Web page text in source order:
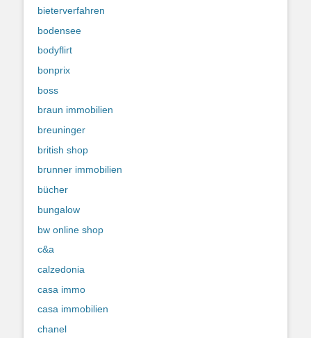
bieterverfahren
bodensee
bodyflirt
bonprix
boss
braun immobilien
breuninger
british shop
brunner immobilien
bücher
bungalow
bw online shop
c&a
calzedonia
casa immo
casa immobilien
chanel